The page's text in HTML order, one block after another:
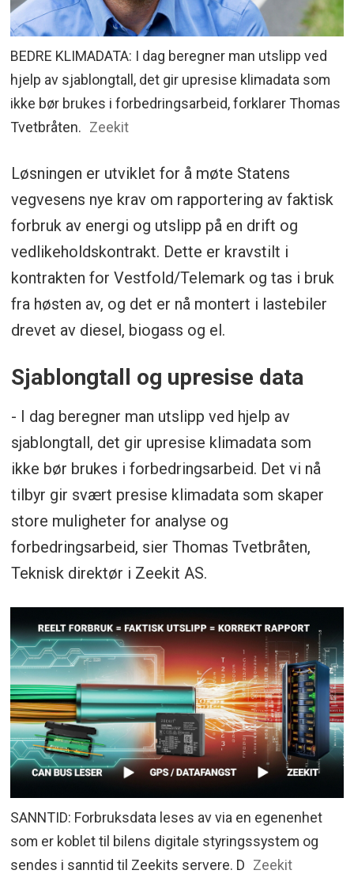
BEDRE KLIMADATA: I dag beregner man utslipp ved
hjelp av sjablongtall, det gir upresise klimadata som
ikke bør brukes i forbedringsarbeid, forklarer Thomas
Tvetbråten. Zeekit
Løsningen er utviklet for å møte Statens
vegvesens nye krav om rapportering av faktisk
forbruk av energi og utslipp på en drift og
vedlikeholdskontrakt. Dette er kravstilt i
kontrakten for Vestfold/Telemark og tas i bruk
fra høsten av, og det er nå montert i lastebiler
drevet av diesel, biogass og el.
Sjablongtall og upresise data
- I dag beregner man utslipp ved hjelp av
sjablongtall, det gir upresise klimadata som
ikke bør brukes i forbedringsarbeid. Det vi nå
tilbyr gir svært presise klimadata som skaper
store muligheter for analyse og
forbedringsarbeid, sier Thomas Tvetbråten,
Teknisk direktør i Zeekit AS.
SANNTID: Forbruksdata leses av via en egenenhet
som er koblet til bilens digitale styringssystem og
sendes i sanntid til Zeekits servere. D Zeekit